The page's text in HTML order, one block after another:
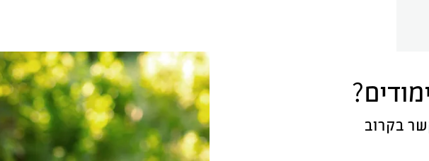
בקרוב